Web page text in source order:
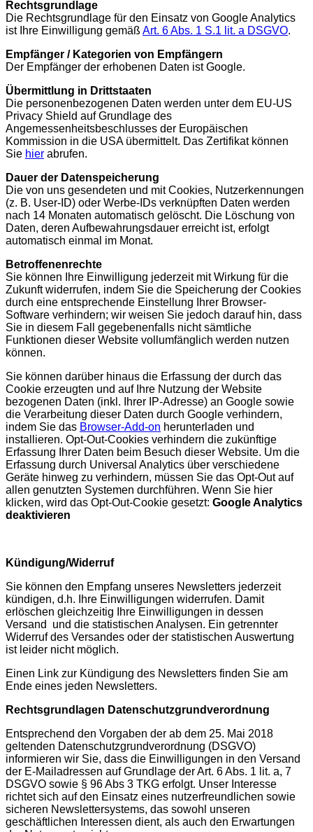
Rechtsgrundlage
Die Rechtsgrundlage für den Einsatz von Google Analytics
ist Ihre Einwilligung gemäß Art. 6 Abs. 1 S.1 lit. a DSGVO.
Empfänger / Kategorien von Empfängern
Der Empfänger der erhobenen Daten ist Google.
Übermittlung in Drittstaaten
Die personenbezogenen Daten werden unter dem EU-US
Privacy Shield auf Grundlage des
Angemessenheitsbeschlusses der Europäischen
Kommission in die USA übermittelt. Das Zertifikat können
Sie hier abrufen.
Dauer der Datenspeicherung
Die von uns gesendeten und mit Cookies, Nutzerkennungen
(z. B. User-ID) oder Werbe-IDs verknüpften Daten werden
nach 14 Monaten automatisch gelöscht. Die Löschung von
Daten, deren Aufbewahrungsdauer erreicht ist, erfolgt
automatisch einmal im Monat.
Betroffenenrechte
Sie können Ihre Einwilligung jederzeit mit Wirkung für die
Zukunft widerrufen, indem Sie die Speicherung der Cookies
durch eine entsprechende Einstellung Ihrer Browser-
Software verhindern; wir weisen Sie jedoch darauf hin, dass
Sie in diesem Fall gegebenenfalls nicht sämtliche
Funktionen dieser Website vollumfänglich werden nutzen
können.
Sie können darüber hinaus die Erfassung der durch das
Cookie erzeugten und auf Ihre Nutzung der Website
bezogenen Daten (inkl. Ihrer IP-Adresse) an Google sowie
die Verarbeitung dieser Daten durch Google verhindern,
indem Sie das Browser-Add-on herunterladen und
installieren. Opt-Out-Cookies verhindern die zukünftige
Erfassung Ihrer Daten beim Besuch dieser Website. Um die
Erfassung durch Universal Analytics über verschiedene
Geräte hinweg zu verhindern, müssen Sie das Opt-Out auf
allen genutzten Systemen durchführen. Wenn Sie hier
klicken, wird das Opt-Out-Cookie gesetzt: Google Analytics
deaktivieren
Kündigung/Widerruf
Sie können den Empfang unseres Newsletters jederzeit
kündigen, d.h. Ihre Einwilligungen widerrufen. Damit
erlöschen gleichzeitig Ihre Einwilligungen in dessen
Versand und die statistischen Analysen. Ein getrennter
Widerruf des Versandes oder der statistischen Auswertung
ist leider nicht möglich.
Einen Link zur Kündigung des Newsletters finden Sie am
Ende eines jeden Newsletters.
Rechtsgrundlagen Datenschutzgrundverordnung
Entsprechend den Vorgaben der ab dem 25. Mai 2018
geltenden Datenschutzgrundverordnung (DSGVO)
informieren wir Sie, dass die Einwilligungen in den Versand
der E-Mailadressen auf Grundlage der Art. 6 Abs. 1 lit. a, 7
DSGVO sowie § 96 Abs 3 TKG erfolgt. Unser Interesse
richtet sich auf den Einsatz eines nutzerfreundlichen sowie
sicheren Newslettersystems, das sowohl unseren
geschäftlichen Interessen dient, als auch den Erwartungen